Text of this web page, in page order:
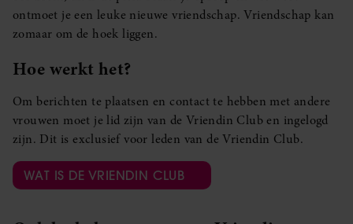
ontmoet je een leuke nieuwe vriendschap. Vriendschap kan
zomaar om de hoek liggen.
Hoe werkt het?
Om berichten te plaatsen en contact te hebben met andere
vrouwen moet je lid zijn van de Vriendin Club en ingelogd
zijn. Dit is exclusief voor leden van de Vriendin Club.
WAT IS DE VRIENDIN CLUB